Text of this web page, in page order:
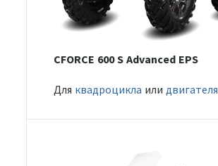
CFORCE 600 S Advanced EPS
Для квадроцикла или двигателя